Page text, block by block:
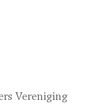
Vereniging